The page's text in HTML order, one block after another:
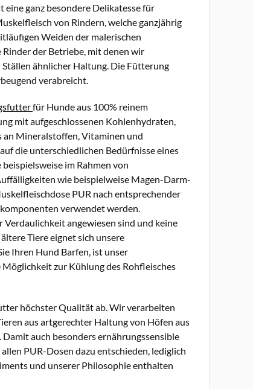
ganz besondere Delikatesse für
von Rindern, welche ganzjährig
Weiden der malerischen
der Betriebe, mit denen wir
ähnlicher Haltung. Die Fütterung
verabreicht.
für Hunde aus 100% reinem
mit aufgeschlossenen Kohlenhydraten,
an Mineralstoffen, Vitaminen und
die unterschiedlichen Bedürfnisse eines
im Rahmen von
wie beispielweise Magen-Darm-
PUR nach entsprechender
verwendet werden.
angewiesen sind und keine
Tiere eignet sich unsere
Ihren Hund Barfen, ist unser
zur Kühlung des Rohfleisches
höchster Qualität ab. Wir verarbeiten
aus artgerechter Haltung von Höfen aus
auch besonders ernährungssensible
PUR-Dosen dazu entschieden, lediglich
und unserer Philosophie enthalten